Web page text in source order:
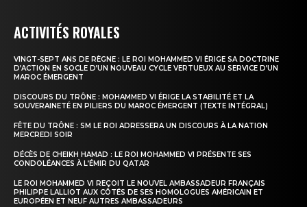
ACTIVITÉS ROYALES
VINGT-SEPT ANS DE RÈGNE : LE ROI MOHAMMED VI ÉRIGE SA DOCTRINE
D’ACTION EN SOCLE D’UN NOUVEAU CYCLE VERTUEUX AU SERVICE D’UN
MAROC ÉMERGENT
DISCOURS DU TRÔNE : MOHAMMED VI ÉRIGE LA STABILITÉ ET LA
SOUVERAINETÉ EN PILIERS DU MAROC ÉMERGENT (TEXTE INTÉGRAL)
FÊTE DU TRÔNE : SM LE ROI ADRESSERA UN DISCOURS À LA NATION
MERCREDI SOIR
DÉCÈS DE CHEIKH HAMAD : LE ROI MOHAMMED VI PRÉSENTE SES
CONDOLÉANCES À L’ÉMIR DU QATAR
LE ROI MOHAMMED VI REÇOIT LE NOUVEL AMBASSADEUR FRANÇAIS
PHILIPPE LALLIOT AUX CÔTÉS DE SES HOMOLOGUES AMÉRICAIN ET
EUROPÉEN ET NEUF AUTRES AMBASSADEURS